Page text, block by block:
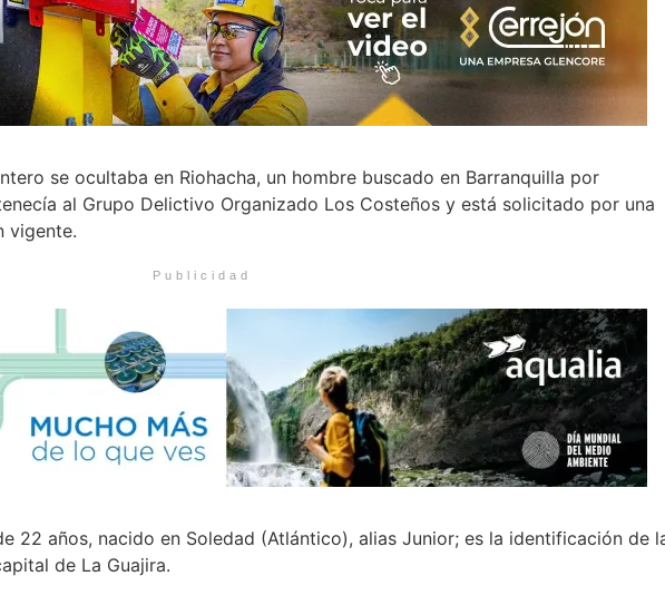
se ocultaba en Riohacha, un hombre buscado en Barranquilla por
al Grupo Delictivo Organizado Los Costeños y está solicitado por una
vigente.
Publicidad
22 años, nacido en Soledad (Atlántico), alias Junior; es la identificación de
de La Guajira.